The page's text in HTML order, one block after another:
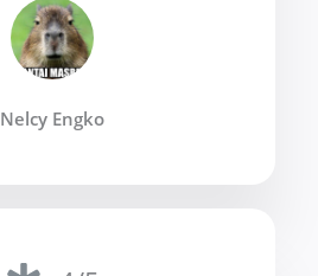
Nelcy Engko